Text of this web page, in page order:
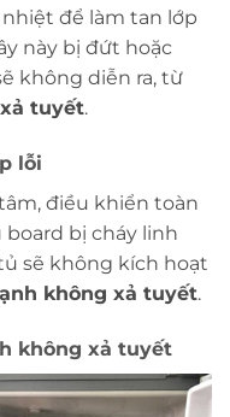
để làm tan lớp
này bị đứt hoặc
không diễn ra, từ
tuyết.
lỗi
điều khiển toàn
bị cháy linh
sẽ không kích hoạt
không xả tuyết.
không xả tuyết